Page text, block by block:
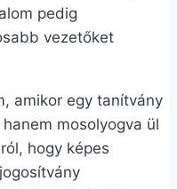
pedig
vezetőket
amikor egy tanítvány
mosolyogva ül
hogy képes